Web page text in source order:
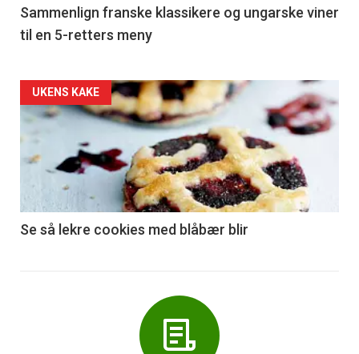
5
Sammenlign franske klassikere og ungarske viner
til en 5-retters meny
Forsiden
akkurat
nå
6
UKENS KAKE
Se så lekre cookies med blåbær blir